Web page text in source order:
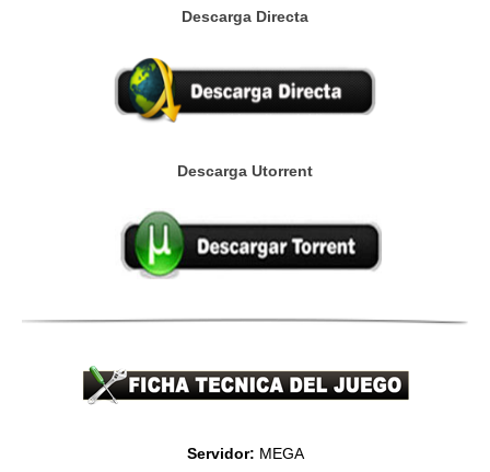
Descarga Directa
Descarga Utorrent
Servidor: MEGA